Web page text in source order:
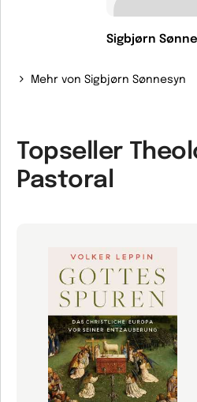
Sigbjørn
Mehr von Sigbjørn Sønnesyn
Topseller
Pastoral